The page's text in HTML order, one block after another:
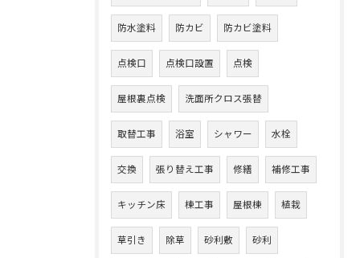
防水塗料 防カビ 防カビ塗料
点検口 点検口設置 点検
屋根裏点検 洗面所クロス張替
取替工事 浴室 シャワー 水栓
交換 張り替え工事 修繕 補修工事
キッチン床 棟工事 屋根棟 植栽
草引き 除草 砂利敷 砂利